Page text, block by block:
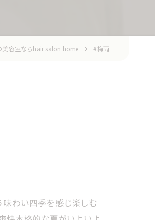
美容室ならhair salon home #梅雨
わい四季を感じ楽しむ